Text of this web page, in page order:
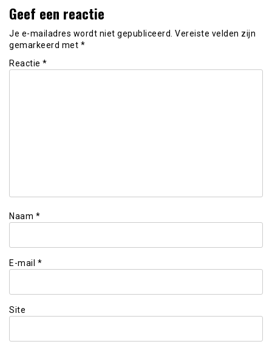
Geef een reactie
Je e-mailadres wordt niet gepubliceerd. Vereiste velden zijn
gemarkeerd met *
Reactie *
Naam *
E-mail *
Site